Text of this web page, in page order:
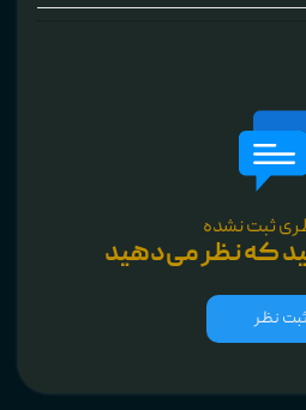
ثبت نشده
که نظر می‌دهید
ثبت نظر